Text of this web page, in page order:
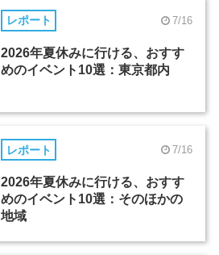
レポート 7/16
2026年夏休みに行ける、おすす
めのイベント10選：東京都内
レポート 7/16
2026年夏休みに行ける、おすす
めのイベント10選：そのほかの
地域